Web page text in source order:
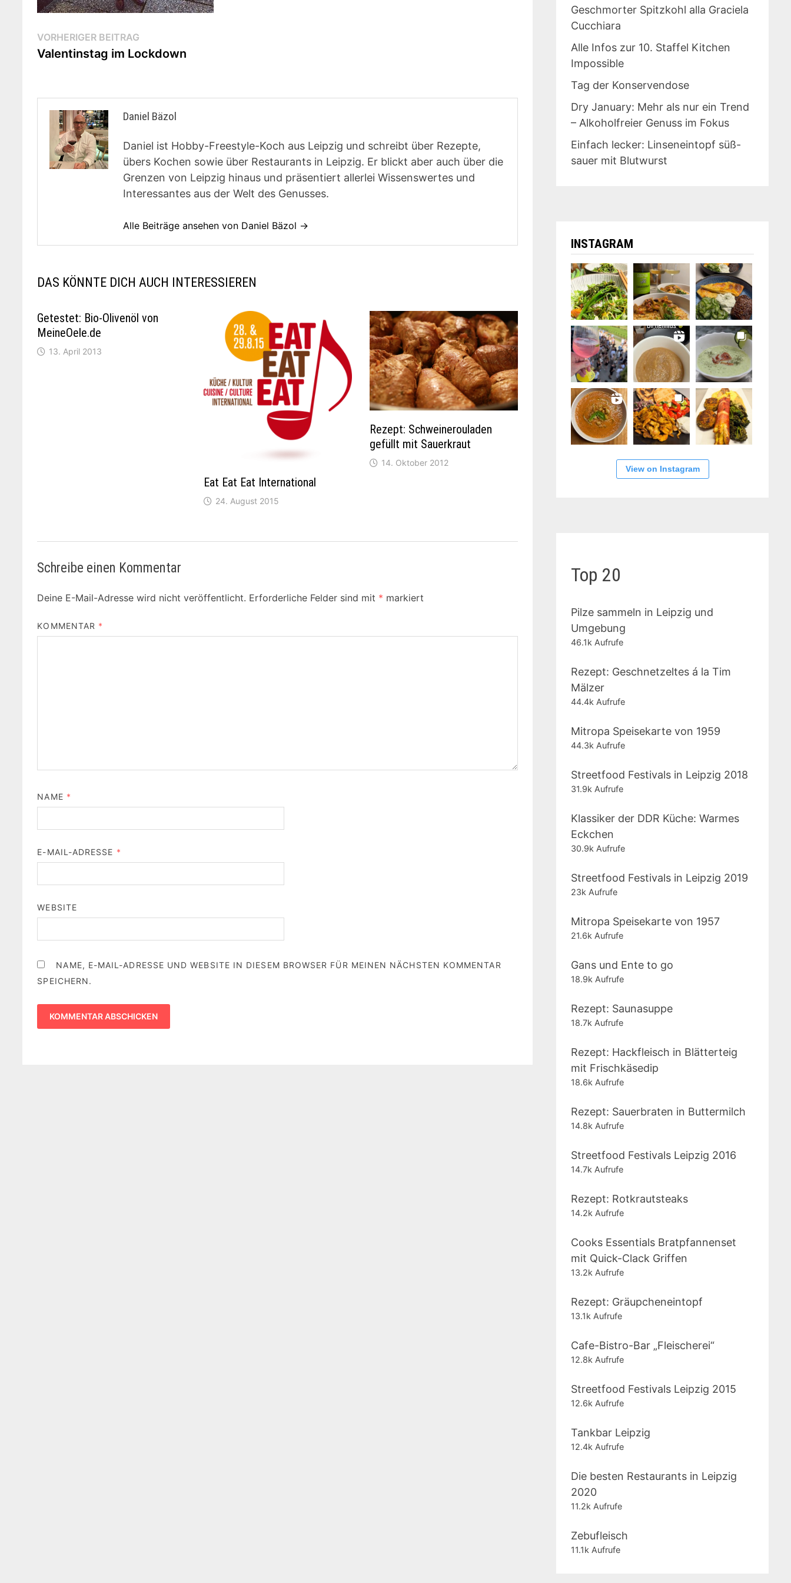
Beitragsnavigation
VORHERIGER BEITRAG
Beitrag:
Valentinstag im Lockdown
Daniel Bäzol
Daniel ist Hobby-Freestyle-Koch aus Leipzig und schreibt über Rezepte,
übers Kochen sowie über Restaurants in Leipzig. Er blickt aber auch über die
Grenzen von Leipzig hinaus und präsentiert allerlei Wissenswertes und
Interessantes aus der Welt des Genusses.
Alle Beiträge ansehen von Daniel Bäzol →
DAS KÖNNTE DICH AUCH INTERESSIEREN
Getestet: Bio-Olivenöl von
MeineOele.de
13. April 2013
Eat Eat Eat International
24. August 2015
Rezept: Schweinerouladen
gefüllt mit Sauerkraut
14. Oktober 2012
Schreibe einen Kommentar
Deine E-Mail-Adresse wird nicht veröffentlicht. Erforderliche Felder sind mit * markiert
KOMMENTAR *
NAME *
E-MAIL-ADRESSE *
WEBSITE
NAME, E-MAIL-ADRESSE UND WEBSITE IN DIESEM BROWSER FÜR MEINEN NÄCHSTEN KOMMENTAR
SPEICHERN.
Geschmorter Spitzkohl alla Graciela
Cucchiara
Alle Infos zur 10. Staffel Kitchen
Impossible
Tag der Konservendose
Dry January: Mehr als nur ein Trend
– Alkoholfreier Genuss im Fokus
Einfach lecker: Linseneintopf süß-
sauer mit Blutwurst
INSTAGRAM
View on Instagram
Top 20
Pilze sammeln in Leipzig und
Umgebung
46.1k Aufrufe
Rezept: Geschnetzeltes á la Tim
Mälzer
44.4k Aufrufe
Mitropa Speisekarte von 1959
44.3k Aufrufe
Streetfood Festivals in Leipzig 2018
31.9k Aufrufe
Klassiker der DDR Küche: Warmes
Eckchen
30.9k Aufrufe
Streetfood Festivals in Leipzig 2019
23k Aufrufe
Mitropa Speisekarte von 1957
21.6k Aufrufe
Gans und Ente to go
18.9k Aufrufe
Rezept: Saunasuppe
18.7k Aufrufe
Rezept: Hackfleisch in Blätterteig
mit Frischkäsedip
18.6k Aufrufe
Rezept: Sauerbraten in Buttermilch
14.8k Aufrufe
Streetfood Festivals Leipzig 2016
14.7k Aufrufe
Rezept: Rotkrautsteaks
14.2k Aufrufe
Cooks Essentials Bratpfannenset
mit Quick-Clack Griffen
13.2k Aufrufe
Rezept: Gräupcheneintopf
13.1k Aufrufe
Cafe-Bistro-Bar „Fleischerei“
12.8k Aufrufe
Streetfood Festivals Leipzig 2015
12.6k Aufrufe
Tankbar Leipzig
12.4k Aufrufe
Die besten Restaurants in Leipzig
2020
11.2k Aufrufe
Zebufleisch
11.1k Aufrufe